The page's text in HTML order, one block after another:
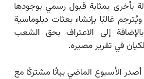
بأخرى بمثابة قبول رسمي بوجودها
غالبًا بإنشاء بعثات دبلوماسية
بالإضافة إلى الاعتراف بحق الشعب
في تقرير مصيره.
الأسبوع الماضي بيانًا مشتركًا مع